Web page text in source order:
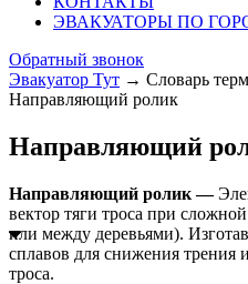
ЭВАКУАТОРЫ ПО
Обратный звонок
Эвакуатор Тут → Словарь
Направляющий ролик
Направляющий
Направляющий ролик —
вектор тяги троса при
или между деревьями).
сплавов для снижения трения
троса.